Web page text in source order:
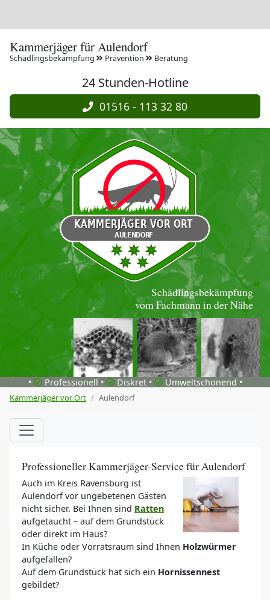
Kammerjäger für Aulendorf
Schädlingsbekämpfung Prävention Beratung
24 Stunden-Hotline
01516 - 113 32 80
Schädlingsbekämpfung
vom Fachmann in der Nähe
• Professionell • Diskret • Umweltschonend •
Kammerjäger vor Ort Aulendorf
Professioneller Kammerjäger-Service für Aulendorf
Auch im Kreis Ravensburg ist
Aulendorf vor ungebetenen Gästen
nicht sicher. Bei Ihnen sind Ratten
aufgetaucht – auf dem Grundstück
oder direkt im Haus?
In Küche oder Vorratsraum sind Ihnen Holzwürmer
aufgefallen?
Auf dem Grundstück hat sich ein Hornissennest
gebildet?